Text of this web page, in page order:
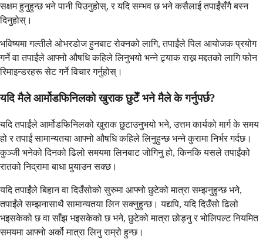
सक्षम हुनुहुन्छ भने पानी पिउनुहोस्, र यदि सम्भव छ भने कसैलाई तपाईंसँगै बस्न
दिनुहोस्।
भविष्यमा गल्तीले ओभरडोज हुनबाट रोक्नको लागि, तपाईंले पिल आयोजक प्रयोग
गर्ने वा तपाईंले आफ्नो औषधि कहिले लिनुभयो भन्ने ट्र्याक राख्न मद्दतको लागि फोन
रिमाइन्डरहरू सेट गर्ने विचार गर्नुहोस्।
यदि मैले आर्मोडफिनिलको खुराक छुटेँ भने मैले के गर्नुपर्छ?
यदि तपाईंले आर्मोडफिनिलको खुराक छुटाउनुभयो भने, उत्तम कार्यको मार्ग के समय
हो र तपाईं सामान्यतया आफ्नो औषधि कहिले लिनुहुन्छ भन्ने कुरामा निर्भर गर्दछ।
कुञ्जी भनेको दिनको ढिलो समयमा लिनबाट जोगिनु हो, किनकि यसले तपाईंको
रातको निद्रामा बाधा पुर्‍याउन सक्छ।
यदि तपाईंले बिहान वा दिउँसोको सुरुमा आफ्नो छुटेको मात्रा सम्झनुहुन्छ भने,
तपाईंले सम्झनासाथै सामान्यतया लिन सक्नुहुन्छ। यद्यपि, यदि दिउँसो ढिलो
भइसकेको छ वा साँझ भइसकेको छ भने, छुटेको मात्रा छोड्नु र भोलिपल्ट नियमित
समयमा आफ्नो अर्को मात्रा लिनु राम्रो हुन्छ।